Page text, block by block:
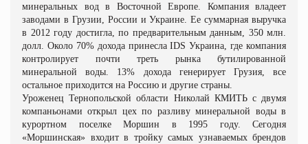
минеральных вод в Восточной Европе. Компания владеет
заводами в Грузии, России и Украине. Ее суммарная выручка
в 2012 году достигла, по предварительным данным, 350 млн.
долл. Около 70% дохода принесла IDS Украина, где компания
контролирует почти треть рынка бутилированной
минеральной воды. 13% дохода генерирует Грузия, все
остальное приходится на Россию и другие страны.
Уроженец Тернопольской области Николай КМИТЬ с двумя
компаньонами открыл цех по разливу минеральной воды в
курортном поселке Моршин в 1995 году. Сегодня
«Моршинская» входит в тройку самых узнаваемых брендов